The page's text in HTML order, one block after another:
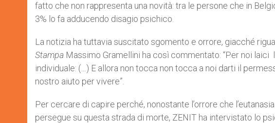
fatto che non rappresenta una novità: tra le persone che in
3% lo fa adducendo disagio psichico.
La notizia ha tuttavia suscitato sgomento e orrore, giacché
Stampa Massimo Gramellini ha così commentato: “Per noi laici
individuale: (…) E allora non tocca non tocca a noi darti il
nostro aiuto per vivere”.
Per cercare di capire perché, nonostante l’orrore che
persegue su questa strada di morte, ZENIT ha intervistato lo